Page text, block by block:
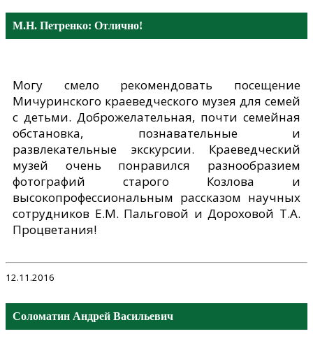
М.Н. Петренко: Отлично!
Могу смело рекомендовать посещение
Мичуринского краеведческого музея для семей
с детьми. Доброжелательная, почти семейная
обстановка, познавательные и
развлекательные экскурсии. Краеведческий
музей очень понравился разнообразием
фотографий старого Козлова и
высокопрофессиональным рассказом научных
сотрудников Е.М. Пальговой и Дороховой Т.А.
Процветания!
12.11.2016
Соломатин Андрей Васильевич